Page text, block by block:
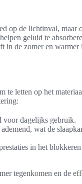
op de lichtinval, maar
geluid te
in de zomer en
te letten op het
voor dagelijks gebruik.
wat de
in het
tegenkomen en de